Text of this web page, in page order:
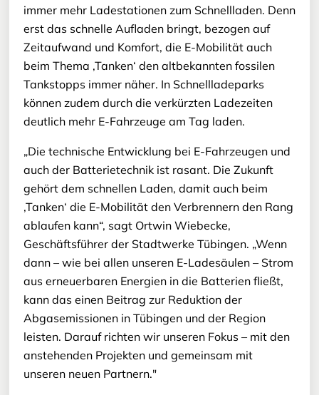
immer mehr Ladestationen zum Schnellladen. Denn
erst das schnelle Aufladen bringt, bezogen auf
Zeitaufwand und Komfort, die E-Mobilität auch
beim Thema ‚Tanken‘ den altbekannten fossilen
Tankstopps immer näher. In Schnellladeparks
können zudem durch die verkürzten Ladezeiten
deutlich mehr E-Fahrzeuge am Tag laden.
„Die technische Entwicklung bei E-Fahrzeugen und
auch der Batterietechnik ist rasant. Die Zukunft
gehört dem schnellen Laden, damit auch beim
‚Tanken‘ die E-Mobilität den Verbrennern den Rang
ablaufen kann“, sagt Ortwin Wiebecke,
Geschäftsführer der Stadtwerke Tübingen. „Wenn
dann – wie bei allen unseren E-Ladesäulen – Strom
aus erneuerbaren Energien in die Batterien fließt,
kann das einen Beitrag zur Reduktion der
Abgasemissionen in Tübingen und der Region
leisten. Darauf richten wir unseren Fokus – mit den
anstehenden Projekten und gemeinsam mit
unseren neuen Partnern."